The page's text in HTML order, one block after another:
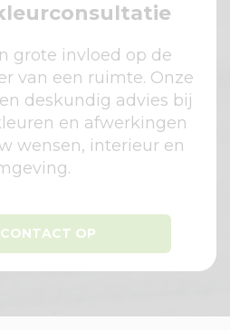
grote invloed op de
van een ruimte. Onze
deskundig advies bij
en afwerkingen
wensen, interieur en
CONTACT OP